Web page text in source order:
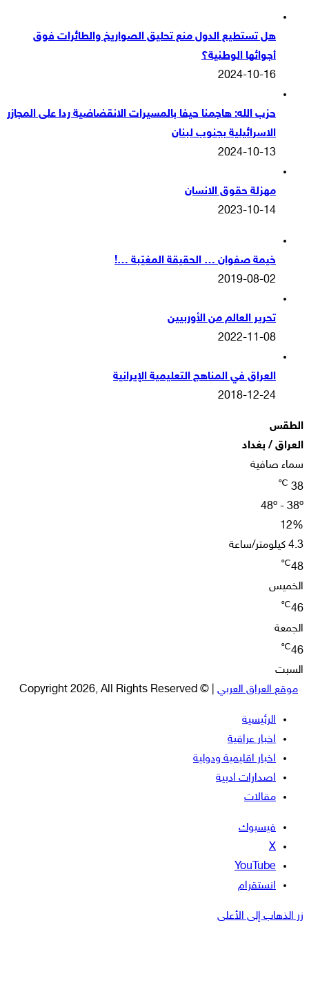
هل تستطيع الدول منع تحليق الصواريخ والطائرات فوق
أجوائها الوطنية؟
2024-10-16
حزب الله: هاجمنا حيفا بالمسيرات الانقضاضية ردا على المجازر
الاسرائيلية بجنوب لبنان
2024-10-13
مهزلة حقوق الانسان
2023-10-14
خيمة صفوان … الحقيقة المغيّبة …!
2019-08-02
تحرير العالم من الأوربيين
2022-11-08
العراق في المناهج التعليمية الإيرانية
2018-12-24
الطقس
العراق / بغداد
سماء صافية
38
℃
48º - 38º
12%
4.3 كيلومتر/ساعة
48
℃
الخميس
46
℃
الجمعة
46
℃
السبت
موقع العراق العربي | © Copyright 2026, All Rights Reserved
الرئيسية
اخبار عراقية
اخبار اقليمية ودولية
اصدارات ادبية
مقالات
فيسبوك
‫X
‫YouTube
انستقرام
زر الذهاب إلى الأعلى